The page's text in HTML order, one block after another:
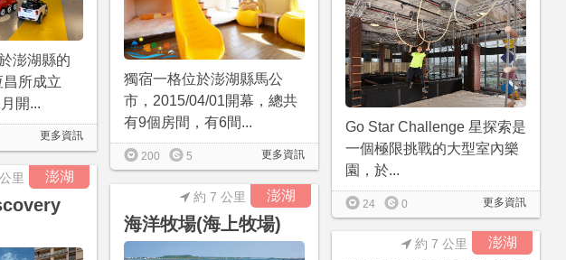
獨宿一格位於澎湖縣馬公
市，2015/04/01開幕，總共
有9個房間，有6間...
更多資訊
200 5
Go Star Challenge 星探索是
一個極限挑戰的大型室內樂
園，於...
更多資訊
24 0
澎湖縣的
所成立
開...
更多資訊
澎湖
里
澎湖
海洋牧場(海上牧場)
約 7 公里
澎湖
約 7 公里